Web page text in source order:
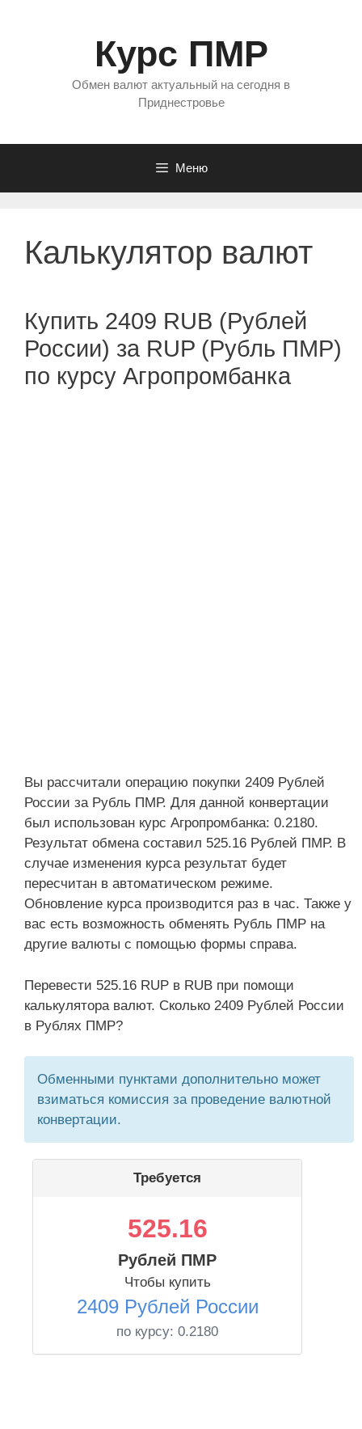
Курс ПМР
Обмен валют актуальный на сегодня в
Приднестровье
Меню
Калькулятор валют
Купить 2409 RUB (Рублей
России) за RUP (Рубль ПМР)
по курсу Агропромбанка
Вы рассчитали операцию покупки 2409 Рублей
России за Рубль ПМР. Для данной конвертации
был использован курс Агропромбанка: 0.2180.
Результат обмена составил 525.16 Рублей ПМР. В
случае изменения курса результат будет
пересчитан в автоматическом режиме.
Обновление курса производится раз в час. Также у
вас есть возможность обменять Рубль ПМР на
другие валюты с помощью формы справа.
Перевести 525.16 RUP в RUB при помощи
калькулятора валют. Сколько 2409 Рублей России
в Рублях ПМР?
Обменными пунктами дополнительно может
взиматься комиссия за проведение валютной
конвертации.
Требуется
525.16
Рублей ПМР
Чтобы купить
2409 Рублей России
по курсу: 0.2180